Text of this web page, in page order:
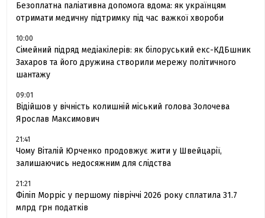
Безоплатна паліативна допомога вдома: як українцям
отримати медичну підтримку під час важкої хвороби
10:00
Сімейний підряд медіакілерів: як білоруський екс-КДБшник
Захаров та його дружина створили мережу політичного
шантажу
09:01
Відійшов у вічність колишній міський голова Золочева
Ярослав Максимович
21:41
Чому Віталій Юрченко продовжує жити у Швейцарії,
залишаючись недосяжним для слідства
21:21
Філіп Морріс у першому півріччі 2026 року сплатила 31.7
млрд грн податків